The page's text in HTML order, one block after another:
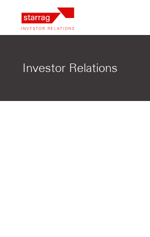
Investor Relations